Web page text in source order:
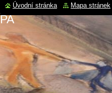
Úvodní stránka Mapa stránek